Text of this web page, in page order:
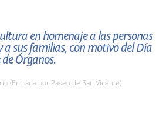
en homenaje a las personas
a sus familias, con motivo del Día
Órganos.
(Entrada por Paseo de San Vicente)